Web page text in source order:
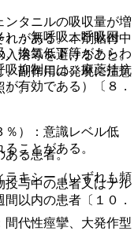
タニルの吸収量が増
がある。本剤貼付中
浴等を避けること。
、副作用の発現に注意
〕。
ある患者。
与中の患者又はナル
以内の患者〔１０．
：無呼吸、呼吸困
換気低下等があらわ
吸抑制には、麻薬拮抗
有効である）〔８．
）：意識レベル低
ことがある。
キシー（いずれも頻
代性痙攣、大発作型